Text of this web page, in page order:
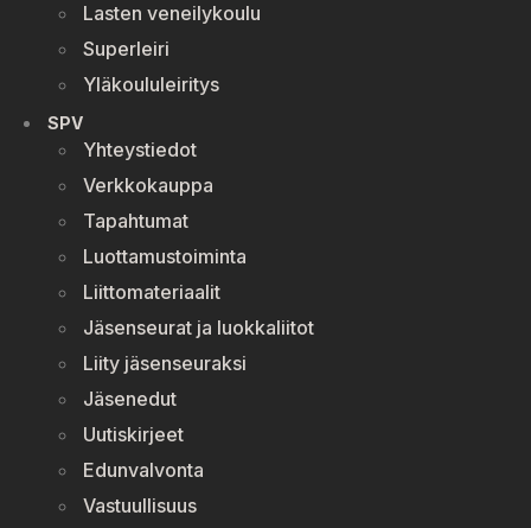
Lasten veneilykoulu
Superleiri
Yläkoululeiritys
SPV
Yhteystiedot
Verkkokauppa
Tapahtumat
Luottamustoiminta
Liittomateriaalit
Jäsenseurat ja luokkaliitot
Liity jäsenseuraksi
Jäsenedut
Uutiskirjeet
Edunvalvonta
Vastuullisuus